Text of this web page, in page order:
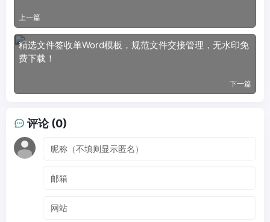
上一篇
精选文件签收单Word模板，规范文件交接管理，无水印免
费下载！
下一篇
评论 (0)